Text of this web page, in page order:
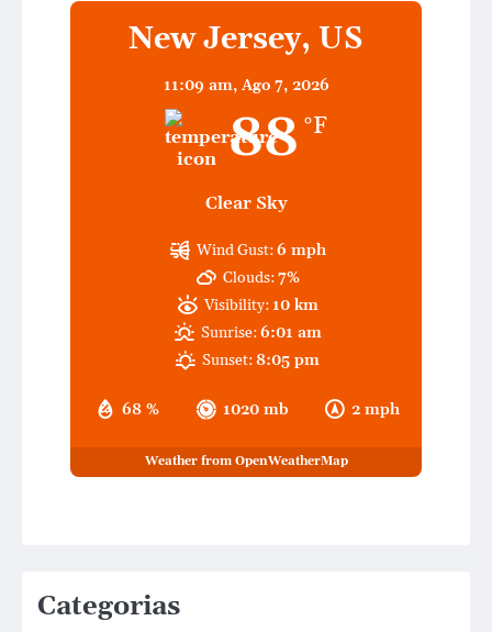
New Jersey, US
11:09 am, Ago 7, 2026
88 °F
Clear Sky
68 % 1020 mb 2 mph
Wind Gust:6 mph
Clouds:7%
Visibility: 10 km
Sunrise:6:01 am
Sunset:8:05 pm
Weather from OpenWeatherMap
Categorias